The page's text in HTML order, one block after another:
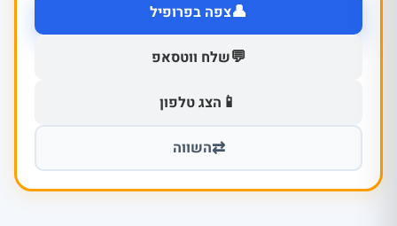
👤צפה בפרופיל
💬שלח ווטסאפ
📱 הצג טלפון
⇄השווה